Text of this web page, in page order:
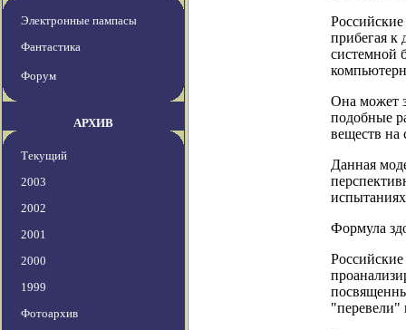
Электронные пампасы
Фантастика
Форум
АРХИВ
Текущий
2003
2002
2001
2000
1999
Фотоархив
прибегая к
системной
Она может
подобные
веществ на
Данная
Формула
"перевели"